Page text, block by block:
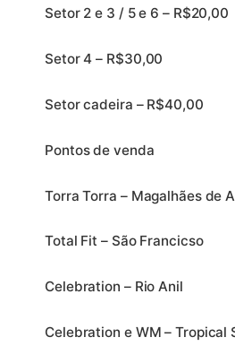
Setor 2 e 3 / 5 e 6 – R$20,00
Setor 4 – R$30,00
Setor cadeira – R$40,00
Pontos de venda
Torra Torra – Magalhães de
Total Fit – São Francicso
Celebration – Rio Anil
Celebration e WM – Tropical